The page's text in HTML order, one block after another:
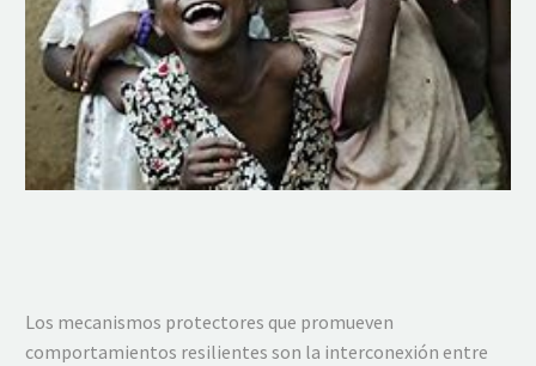
Los mecanismos protectores que promueven
comportamientos resilientes son la interconexión entre